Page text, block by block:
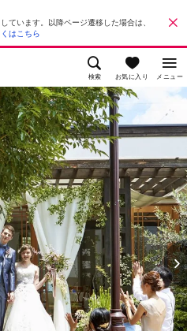
ています。以降ページ遷移した場合は、
はこちら
検索 お気に入り メニュー